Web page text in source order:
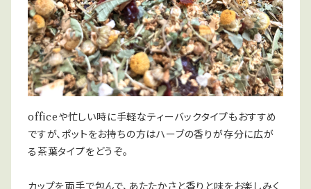
officeや忙しい時に手軽なティーバックタイプもおすすめ
ですが、ポットをお持ちの方はハーブの香りが存分に広が
る茶葉タイプをどうぞ。
カップを両手で包んで、あたたかさと香りと味をお楽しみく